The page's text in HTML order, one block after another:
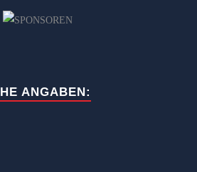
ANGABEN: